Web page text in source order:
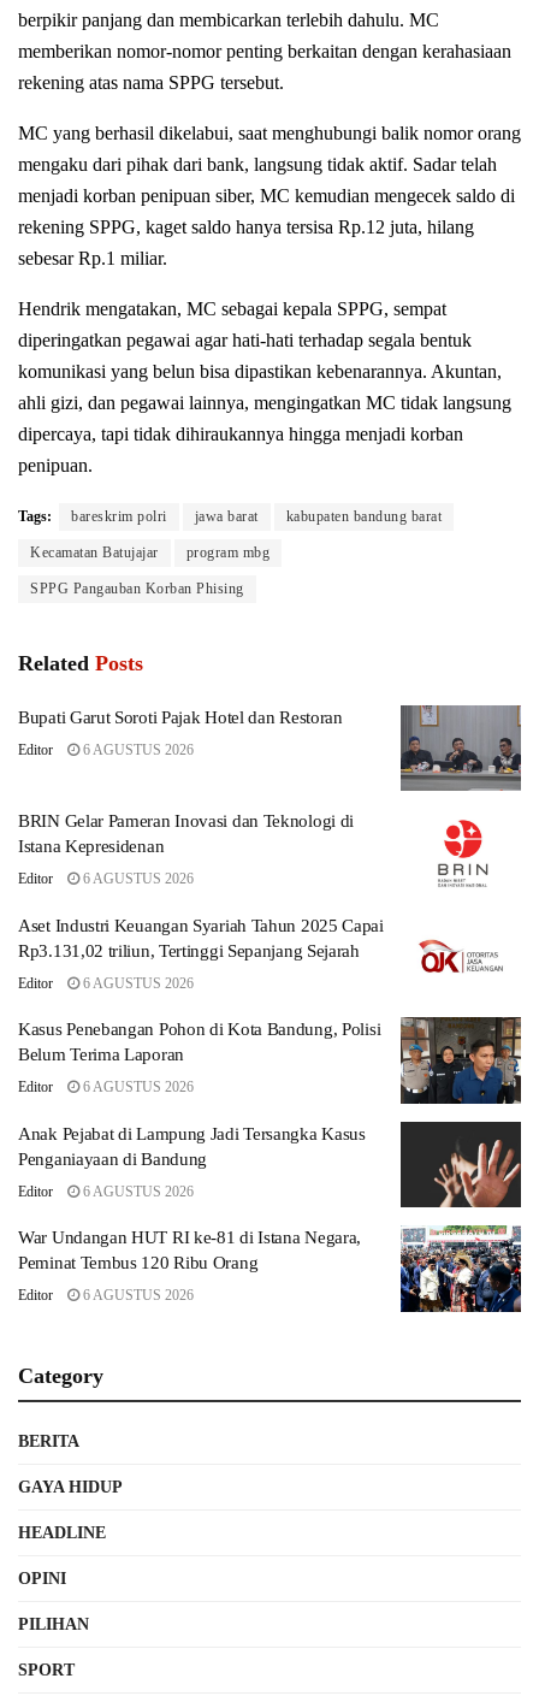
berpikir panjang dan membicarkan terlebih dahulu. MC
memberikan nomor-nomor penting berkaitan dengan kerahasiaan
rekening atas nama SPPG tersebut.
MC yang berhasil dikelabui, saat menghubungi balik nomor orang
mengaku dari pihak dari bank, langsung tidak aktif. Sadar telah
menjadi korban penipuan siber, MC kemudian mengecek saldo di
rekening SPPG, kaget saldo hanya tersisa Rp.12 juta, hilang
sebesar Rp.1 miliar.
Hendrik mengatakan, MC sebagai kepala SPPG, sempat
diperingatkan pegawai agar hati-hati terhadap segala bentuk
komunikasi yang belun bisa dipastikan kebenarannya. Akuntan,
ahli gizi, dan pegawai lainnya, mengingatkan MC tidak langsung
dipercaya, tapi tidak dihiraukannya hingga menjadi korban
penipuan.
Tags: bareskrim polri jawa barat kabupaten bandung barat
Kecamatan Batujajar program mbg
SPPG Pangauban Korban Phising
Related Posts
Bupati Garut Soroti Pajak Hotel dan Restoran
Editor 6 AGUSTUS 2026
BRIN Gelar Pameran Inovasi dan Teknologi di
Istana Kepresidenan
Editor 6 AGUSTUS 2026
Aset Industri Keuangan Syariah Tahun 2025 Capai
Rp3.131,02 triliun, Tertinggi Sepanjang Sejarah
Editor 6 AGUSTUS 2026
Kasus Penebangan Pohon di Kota Bandung, Polisi
Belum Terima Laporan
Editor 6 AGUSTUS 2026
Anak Pejabat di Lampung Jadi Tersangka Kasus
Penganiayaan di Bandung
Editor 6 AGUSTUS 2026
War Undangan HUT RI ke-81 di Istana Negara,
Peminat Tembus 120 Ribu Orang
Editor 6 AGUSTUS 2026
Category
BERITA
GAYA HIDUP
HEADLINE
OPINI
PILIHAN
SPORT